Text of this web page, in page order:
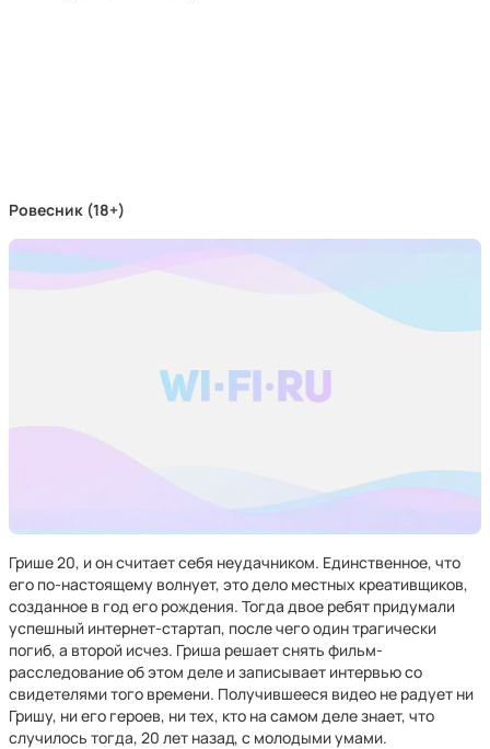
Ровесник (18+)
Грише 20, и он считает себя неудачником. Единственное, что
его по-настоящему волнует, это дело местных креативщиков,
созданное в год его рождения. Тогда двое ребят придумали
успешный интернет-стартап, после чего один трагически
погиб, а второй исчез. Гриша решает снять фильм-
расследование об этом деле и записывает интервью со
свидетелями того времени. Получившееся видео не радует ни
Гришу, ни его героев, ни тех, кто на самом деле знает, что
случилось тогда, 20 лет назад, с молодыми умами.